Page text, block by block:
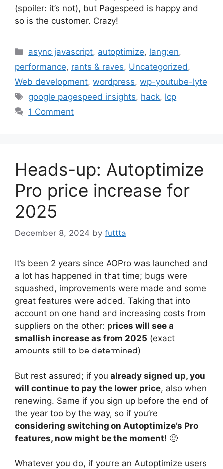
(spoiler: it’s not), but Pagespeed is happy and
so is the customer. Crazy!
Categories
async javascript, autoptimize, lang:en,
performance, rants & raves, Uncategorized ,
Web development, wordpress, wp-youtube-lyte
Tags
google pagespeed insights, hack, lcp
1 Comment
Heads-up: Autoptimize
Pro price increase for
2025
December 8, 2024 by futtta
It’s been 2 years since AOPro was launched and
a lot has happened in that time; bugs were
squashed, improvements were made and some
great features were added. Taking that into
account on one hand and increasing costs from
suppliers on the other: prices will see a
smallish increase as from 2025 (exact
amounts still to be determined)
But rest assured; if you already signed up, you
will continue to pay the lower price, also when
renewing. Same if you sign up before the end of
the year too by the way, so if you’re
considering switching on Autoptimize’s Pro
features, now might be the moment! 🙂
Whatever you do, if you’re an Autoptimize users